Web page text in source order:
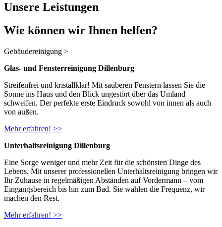
Unsere Leistungen
Wie können wir Ihnen helfen?
Gebäudereinigung >
Glas- und Fensterreinigung Dillenburg
Streifenfrei und kristallklar! Mit sauberen Fenstern lassen Sie die
Sonne ins Haus und den Blick ungestört über das Umland
schweifen. Der perfekte erste Eindruck sowohl von innen als auch
von außen.
Mehr erfahren! >>
Unterhaltsreinigung Dillenburg
Eine Sorge weniger und mehr Zeit für die schönsten Dinge des
Lebens. Mit unserer professionellen Unterhaltsreinigung bringen wir
Ihr Zuhause in regelmäßigen Abständen auf Vordermann – vom
Eingangsbereich bis hin zum Bad. Sie wählen die Frequenz, wir
machen den Rest.
Mehr erfahren! >>